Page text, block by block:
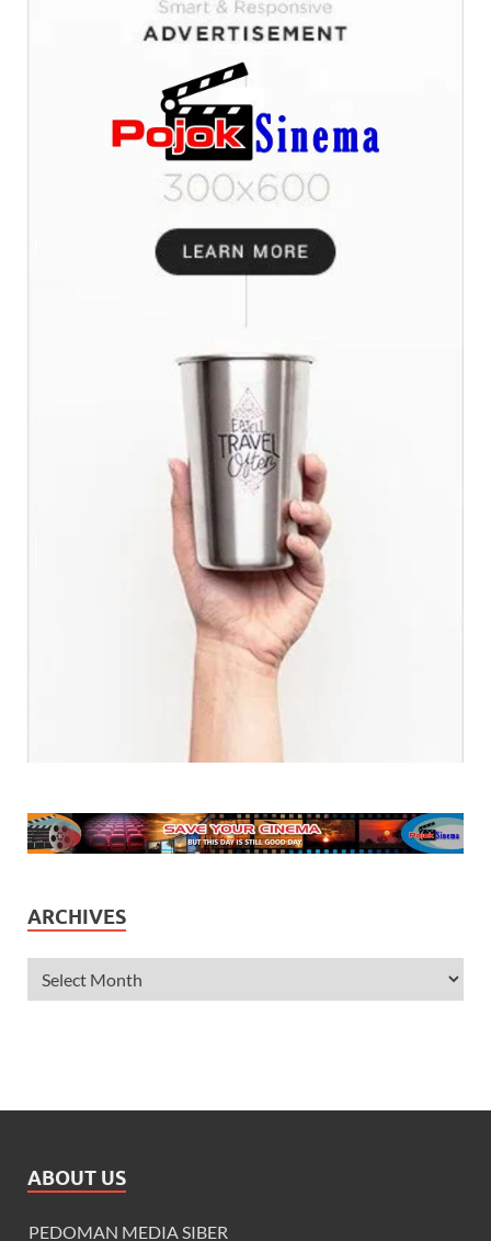
ARCHIVES
ABOUT US
PEDOMAN MEDIA SIBER